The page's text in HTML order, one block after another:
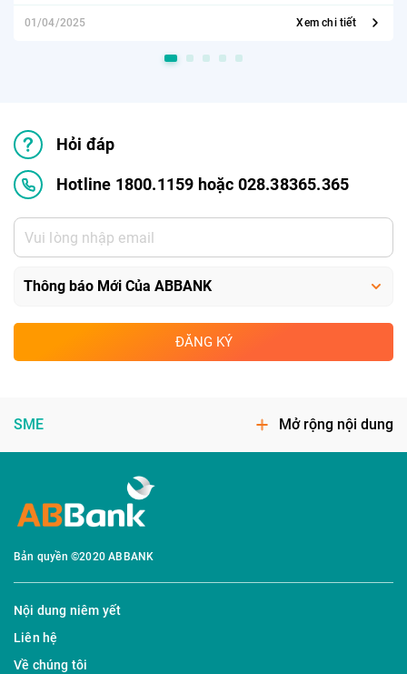
01/04/2025 Xem chi tiết
Hỏi đáp
Hotline 1800.1159 hoặc 028.38365.365
ĐĂNG KÝ
SME Mở rộng nội dung
Bản quyền ©2020 ABBANK
Nội dung niêm yết
Liên hệ
Về chúng tôi